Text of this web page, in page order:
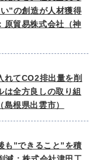
”の創造が人材獲得
原貿易株式会社（神
れてCO2排出量を削
は全方良しの取り組
根県出雲市）
も”できること”を積